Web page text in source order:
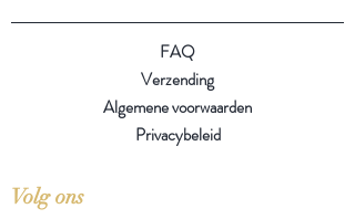
FAQ
Verzending
Algemene voorwaarden
Privacybeleid
Volg ons